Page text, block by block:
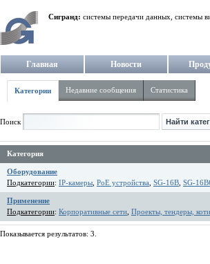
Сигранд: системы передачи данных, системы
Главная Новости
Категории Недавние сообщения Статистика
Поиск
Категория
Оборудование
Подкатегории: IP-камеры PoE устройства SG-16B SG-
Применение
Подкатегории: Корпоративные сети Проекты, тендеры,
Показывается результатов: 3.